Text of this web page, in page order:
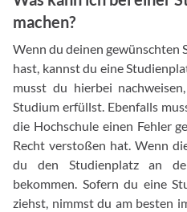
machen?
Wenn du deinen gewünschten
hast, kannst du eine
musst du hierbei
Studium erfüllst. Ebenfalls
die Hochschule einen Fehler
Recht verstoßen hat. Wenn
du den Studienplatz an
bekommen. Sofern du eine
ziehst, nimmst du am besten